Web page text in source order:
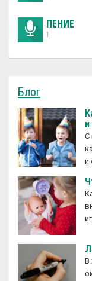
ПЕНИЕ
1
Блог
С
и
В